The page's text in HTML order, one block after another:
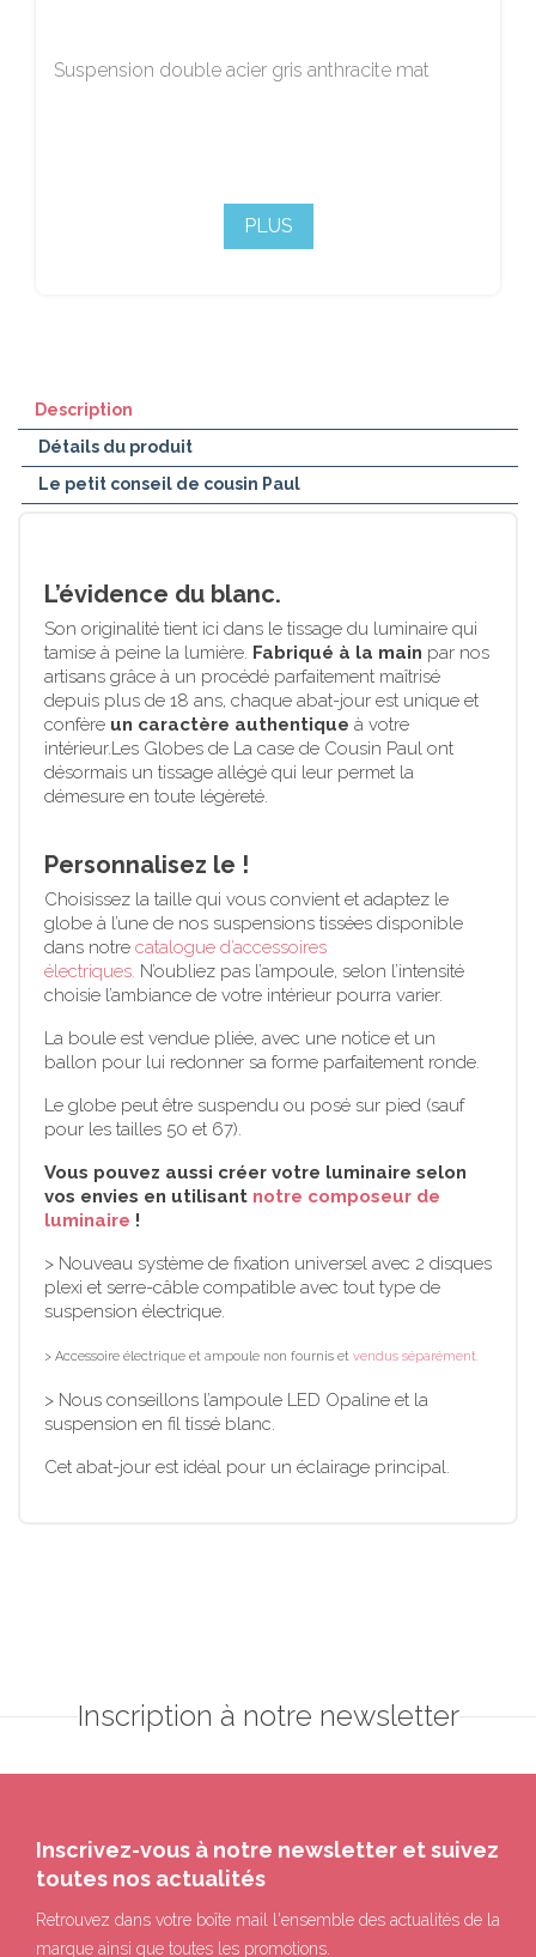
Suspension double acier gris anthracite mat
PLUS
Description
Détails du produit
Le petit conseil de cousin Paul
L’évidence du blanc.
Son originalité tient ici dans le tissage du luminaire qui
tamise à peine la lumière. Fabriqué à la main par nos
artisans grâce à un procédé parfaitement maîtrisé
depuis plus de 18 ans, chaque abat-jour est unique et
confère un caractère authentique à votre
intérieur.Les Globes de La case de Cousin Paul ont
désormais un tissage allégé qui leur permet la
démesure en toute légèreté.
Personnalisez le !
Choisissez la taille qui vous convient et adaptez le
globe à l’une de nos suspensions tissées disponible
dans notre catalogue d’accessoires
électriques. N’oubliez pas l’ampoule, selon l’intensité
choisie l’ambiance de votre intérieur pourra varier.
La boule est vendue pliée, avec une notice et un
ballon pour lui redonner sa forme parfaitement ronde.
Le globe peut être suspendu ou posé sur pied (sauf
pour les tailles 50 et 67).
Vous pouvez aussi créer votre luminaire selon
vos envies en utilisant notre composeur de
luminaire !
> Nouveau système de fixation universel avec 2 disques
plexi et serre-câble compatible avec tout type de
suspension électrique.
> Accessoire électrique et ampoule non fournis et vendus séparément.
> Nous conseillons l’ampoule LED Opaline et la
suspension en fil tissé blanc.
Cet abat-jour est idéal pour un éclairage principal.
Inscription à notre newsletter
Inscrivez-vous à notre newsletter et suivez
toutes nos actualités
Retrouvez dans votre boîte mail l'ensemble des actualités de la
marque ainsi que toutes les promotions.